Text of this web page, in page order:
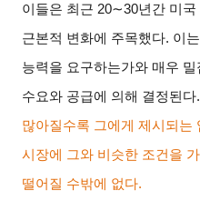
이들은 최근 20∼30년간 미
근본적 변화에 주목했다. 이
능력을 요구하는가와 매우 밀
수요와 공급에 의해 결정된다.
많아질수록 그에게 제시되는
시장에 그와 비슷한 조건을
떨어질 수밖에 없다.